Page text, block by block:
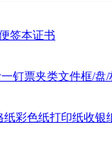
签本证书
钉票夹类文件框/盘/
纸彩色纸打印纸收银